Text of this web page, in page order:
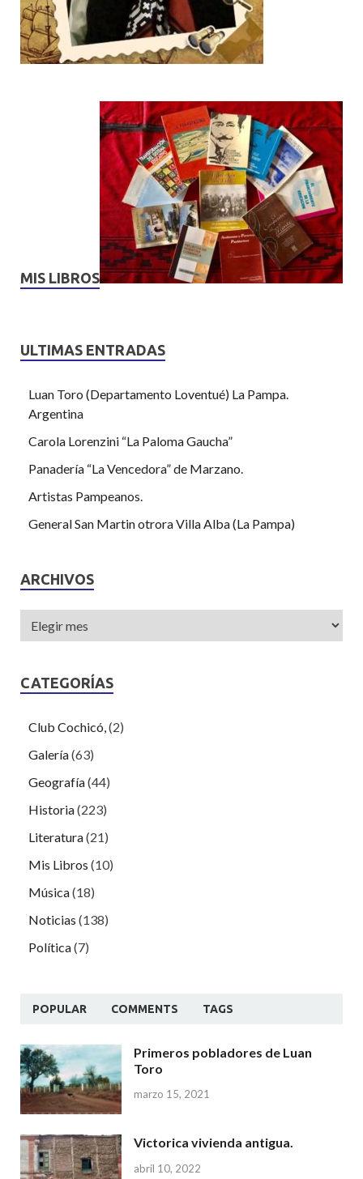
MIS LIBROS
ULTIMAS ENTRADAS
Luan Toro (Departamento Loventué) La Pampa.
Argentina
Carola Lorenzini “La Paloma Gaucha”
Panadería “La Vencedora” de Marzano.
Artistas Pampeanos.
General San Martin otrora Villa Alba (La Pampa)
ARCHIVOS
CATEGORÍAS
Club Cochicó, (2)
Galería(63)
Geografía(44)
Historia(223)
Literatura(21)
Mis Libros (10)
Música(18)
Noticias (138)
Política(7)
POPULAR COMMENTS TAGS
Primeros pobladores de Luan
Toro
marzo 15, 2021
Victorica vivienda antigua.
abril 10, 2022